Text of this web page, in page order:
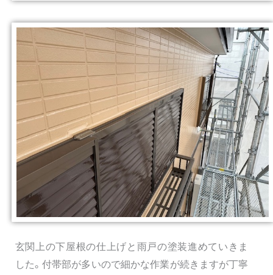
玄関上の下屋根の仕上げと雨戸の塗装進めていきま
した。付帯部が多いので細かな作業が続きますが丁寧